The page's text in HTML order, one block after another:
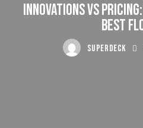
INNOVATIONS VS
BEST
SUPERDECK